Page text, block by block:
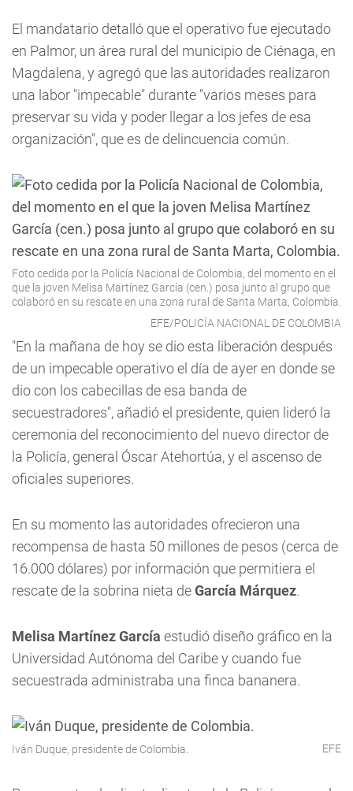
El mandatario detalló que el operativo fue ejecutado
en Palmor, un área rural del municipio de Ciénaga, en
Magdalena, y agregó que las autoridades realizaron
una labor "impecable" durante "varios meses para
preservar su vida y poder llegar a los jefes de esa
organización", que es de delincuencia común.
Foto cedida por la Policía Nacional de Colombia, del momento en el
que la joven Melisa Martínez García (cen.) posa junto al grupo que
colaboró en su rescate en una zona rural de Santa Marta, Colombia.
EFE/POLICÍA NACIONAL DE COLOMBIA
"En la mañana de hoy se dio esta liberación después
de un impecable operativo el día de ayer en donde se
dio con los cabecillas de esa banda de
secuestradores", añadió el presidente, quien lideró la
ceremonia del reconocimiento del nuevo director de
la Policía, general Óscar Atehortúa, y el ascenso de
oficiales superiores.
En su momento las autoridades ofrecieron una
recompensa de hasta 50 millones de pesos (cerca de
16.000 dólares) por información que permitiera el
rescate de la sobrina nieta deGarcía Márquez.
Melisa Martínez García estudió diseño gráfico en la
Universidad Autónoma del Caribe y cuando fue
secuestrada administraba una finca bananera.
Iván Duque, presidente de Colombia. EFE